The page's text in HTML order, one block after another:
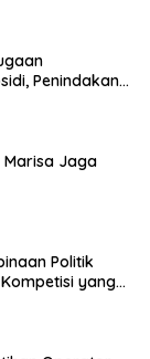
Penindakan
Marisa Jaga
Politik
yang